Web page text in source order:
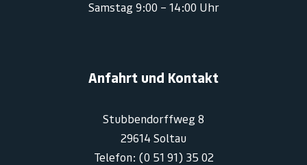
Samstag 9:00 – 14:00 Uhr
Anfahrt und Kontakt
Stubbendorffweg 8
29614 Soltau
Telefon: (0 51 91) 35 02